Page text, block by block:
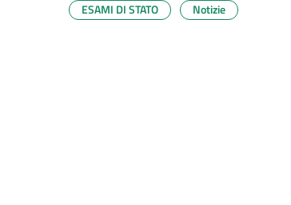
ESAMI DI STATO Notizie